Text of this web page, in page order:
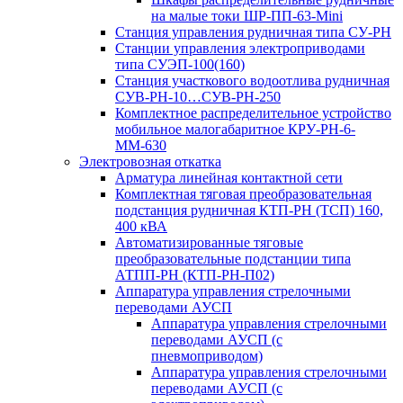
на малые токи ШР-ПП-63-Mini
Станция управления рудничная типа СУ-РН
Станции управления электроприводами
типа СУЭП-100(160)
Станция участкового водоотлива рудничная
СУВ-РН-10…СУВ-РН-250
Комплектное распределительное устройство
мобильное малогабаритное КРУ-РН-6-
ММ-630
Электровозная откатка
Арматура линейная контактной сети
Комплектная тяговая преобразовательная
подстанция рудничная КТП-РН (ТСП) 160,
400 кВА
Автоматизированные тяговые
преобразовательные подстанции типа
АТПП-РН (КТП-РН-П02)
Аппаратура управления стрелочными
переводами АУСП
Аппаратура управления стрелочными
переводами АУСП (с
пневмоприводом)
Аппаратура управления стрелочными
переводами АУСП (с